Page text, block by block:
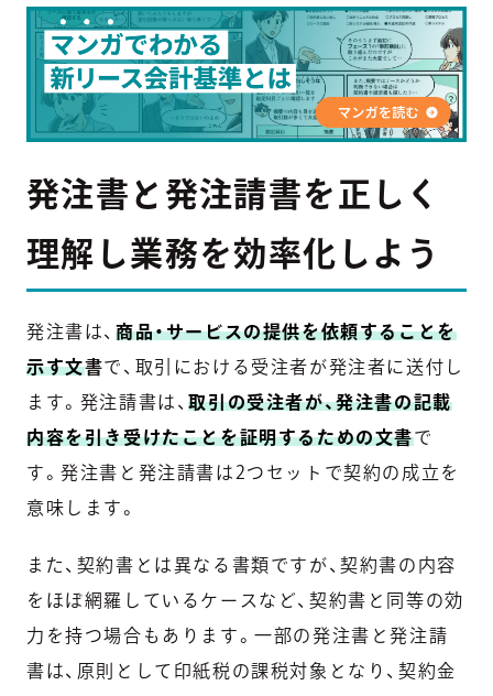
発注書と発注請書を正しく
理解し業務を効率化しよう
発注書は、 商品・サービスの提供を依頼することを
示す文書で、取引における受注者が発注者に送付し
ます。発注請書は、取引の受注者が、発注書の記載
内容を引き受けたことを証明するための文書で
す。発注書と発注請書は2つセットで契約の成立を
意味します。
また、契約書とは異なる書類ですが、契約書の内容
をほぼ網羅しているケースなど、契約書と同等の効
力を持つ場合もあります。一部の発注書と発注請
書は、原則として印紙税の課税対象となり、契約金